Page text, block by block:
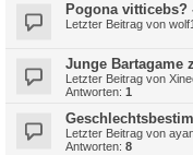
Pogona vitticebs?
Letzter Beitrag von
Junge Bartagame
Letzter Beitrag von
Antworten: 1
Letzter Beitrag von
Antworten: 8